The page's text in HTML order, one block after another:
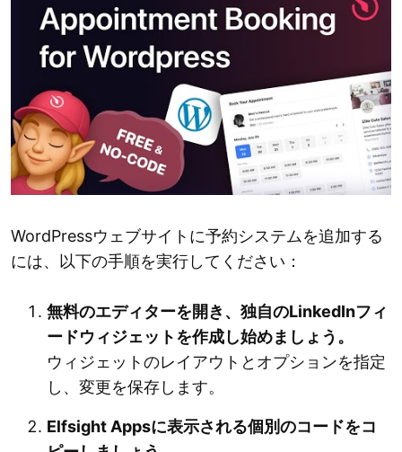
WordPressウェブサイトに予約システムを追加する
には、以下の手順を実行してください：
無料のエディターを開き、独自のLinkedInフィ
ードウィジェットを作成し始めましょう。
ウィジェットのレイアウトとオプションを指定
し、変更を保存します。
Elfsight Appsに表示される個別のコードをコ